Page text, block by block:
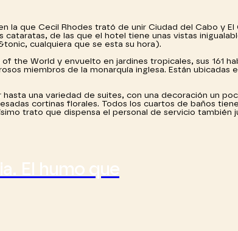
la que Cecil Rhodes trató de unir Ciudad del Cabo y
cataratas, de las que el hotel tiene unas vistas
cualquiera que se esta su hora).
the World y envuelto en jardines tropicales, sus 161
miembros de la monarquía inglesa. Están ubicadas
una variedad de suites, con una decoración un
cortinas florales. Todos los cuartos de baños
trato que dispensa el personal de servicio también
El humo que